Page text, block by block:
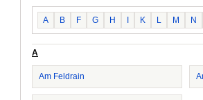
A B F G H K L M N
A
Am Feldrain